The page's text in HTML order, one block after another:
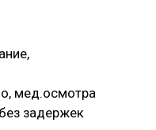
мед.осмотра
задержек